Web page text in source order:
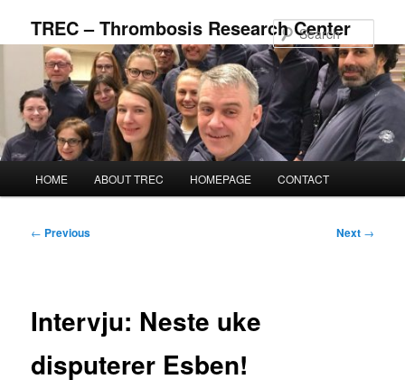
primary
TREC – Thrombosis Research Center
HOME ABOUT TREC HOMEPAGE CONTACT
Post
← Previous Next →
Intervju: Neste uke
disputerer Esben!